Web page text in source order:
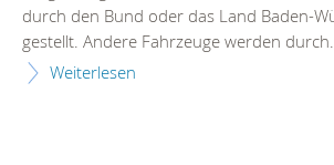
durch den Bund oder das Land Baden-
gestellt. Andere Fahrzeuge werden durch...
Weiterlesen